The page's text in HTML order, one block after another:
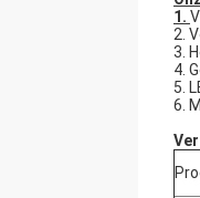
1.
2.
3.
4.
5.
6.